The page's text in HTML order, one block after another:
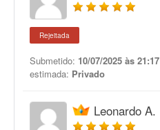
Rejeitada
Submetido: 10/07/2025 às 21:17
estimada: Privado
Leonardo A.